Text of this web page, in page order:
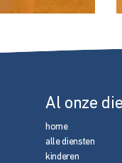
Al onze
home
alle diensten
kinderen